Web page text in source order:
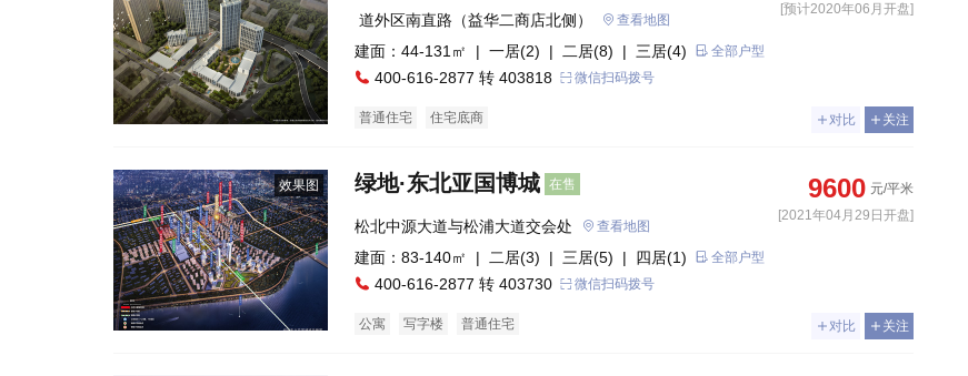
[预计2020年06月开盘]
道外区南直路（益华二商店北侧） 查看地图
建面：44-131㎡ | 一居(2) | 二居(8) | 三居(4) 全部户型
400-616-2877 转 403818 微信扫码拨号
普通住宅 住宅底商 对比 关注
效果图 绿地·东北亚国博城 在售 9600 元/平米
[2021年04月29日开盘]
松北中源大道与松浦大道交会处 查看地图
建面：83-140㎡ | 二居(3) | 三居(5) | 四居(1) 全部户型
400-616-2877 转 403730 微信扫码拨号
公寓 写字楼 普通住宅 对比 关注